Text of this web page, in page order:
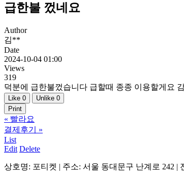
급한불 껐네요
Author
김**
Date
2024-10-04 01:00
Views
319
덕분에 급한불껐습니다 급할때 종종 이용할게요
Like 0 Unlike 0
Print
« 빨라요
결제후기
»
List
Edit Delete
상호명: 포티켓 | 주소: 서울 동대문구 난계로 242 |